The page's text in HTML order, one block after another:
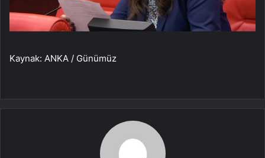
Kaynak: ANKA / Günümüz